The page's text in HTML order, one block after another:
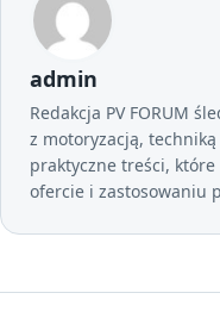
admin
Redakcja PV FORUM
z motoryzacją,
praktyczne treści,
ofercie i zastosowaniu